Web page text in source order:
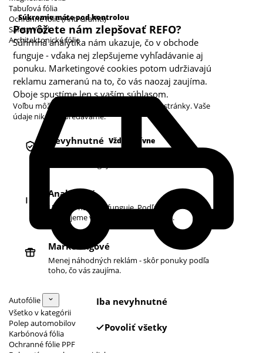
Tabuľová fólia
Ochranné fólie (Anti Graffiti)
Safety Vinyl
Architektonické fólie
Autofólie
Všetko v kategórii
Polep automobilov
Karbónová fólia
Ochranné fólie PPF
Súkromie máte pod kontrolou
Pomôžete nám zlepšovať REFO?
Súhrnná analytika nám ukazuje, čo v obchode
funguje - vďaka nej zlepšujeme vyhľadávanie aj
ponuku. Marketingové cookies potom udržiavajú
reklamu zameranú na to, čo vás naozaj zaujíma.
Oboje spustíme len s vaším súhlasom.
Voľbu môžete kedykoľvek zmeniť v pätičke stránky. Vaše
údaje nikdy nepredávame.
Kategórie cookies
Nevyhnutné Vždy aktívne
Analytické
Ukazujú nám, čo funguje. Podľa toho
zlepšujeme vyhľadávanie aj ponuku.
Marketingové
Menej náhodných reklám - skôr ponuky podľa
toho, čo vás zaujíma.
Iba nevyhnutné
Povoliť všetky